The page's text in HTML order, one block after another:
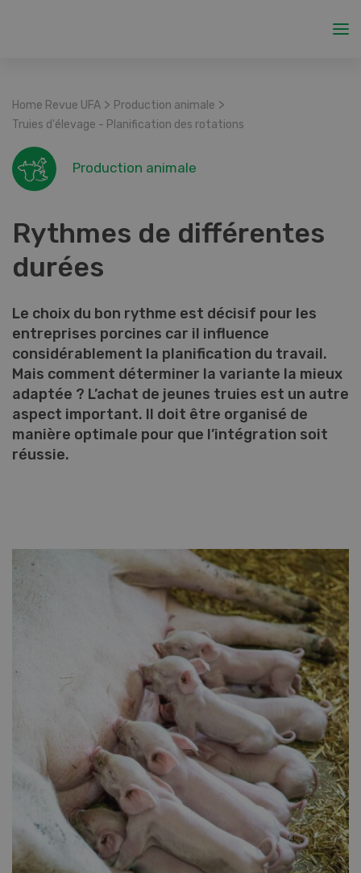
Home Revue UFA > Production animale >
Truies d'élevage - Planification des rotations
Production animale
Rythmes de différentes
durées
Le choix du bon rythme est décisif pour les
entreprises porcines car il influence
considérablement la planification du travail.
Mais comment déterminer la variante la mieux
adaptée ? L’achat de jeunes truies est un autre
aspect important. Il doit être organisé de
manière optimale pour que l’intégration soit
réussie.